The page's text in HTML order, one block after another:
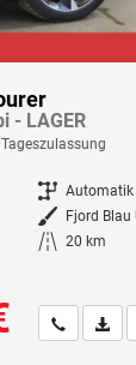
- LAGER
Getriebe Automatik
Außenfarbe Fjord Blau
Kilometerstand 20 km
Wir rufen